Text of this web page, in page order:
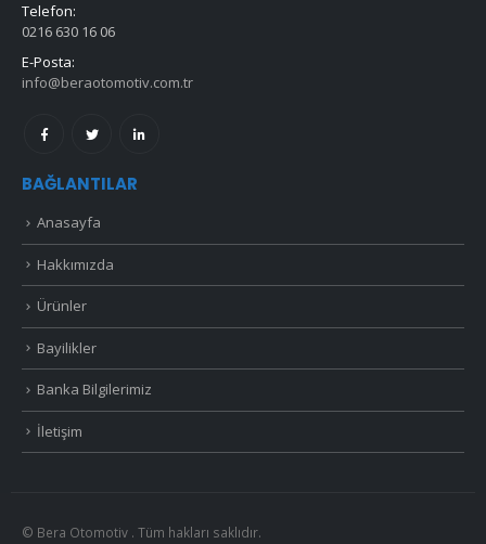
Telefon:
0216 630 16 06
E-Posta:
info@beraotomotiv.com.tr
BAĞLANTILAR
Anasayfa
Hakkımızda
Ürünler
Bayilikler
Banka Bilgilerimiz
İletişim
© Bera Otomotiv . Tüm hakları saklıdır.